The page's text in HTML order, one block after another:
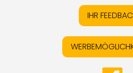
IHR